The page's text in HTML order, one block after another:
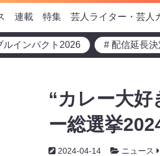
連載 特集 芸人ライター・芸人
ルインパクト2026 # 配信延長決
“カレー大
ー総選挙
2024-04-14 ニュース